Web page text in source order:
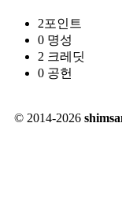
2포인트
0 명성
2 크레딧
0 공헌
© 2014-2026